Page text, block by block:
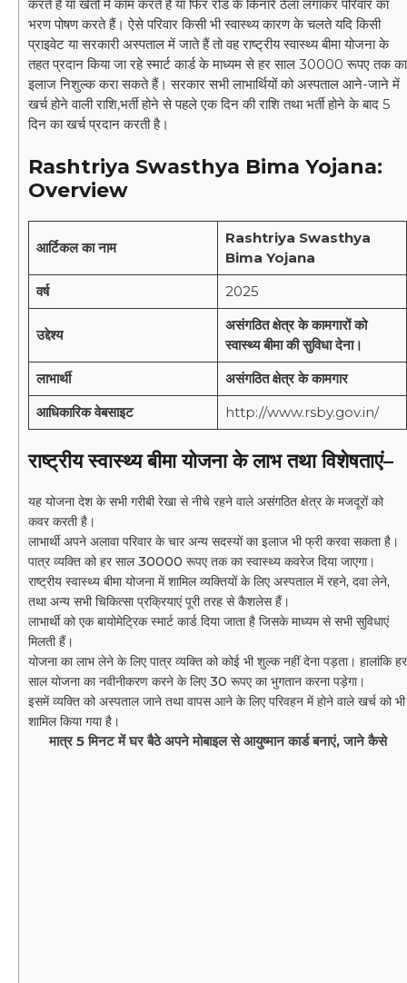
करते हैं या खेतों में काम करते हैं या फिर रोड के किनारे ठेला लगाकर परिवार का
भरण पोषण करते हैं। ऐसे परिवार किसी भी स्वास्थ्य कारण के चलते यदि किसी
प्राइवेट या सरकारी अस्पताल में जाते हैं तो वह राष्ट्रीय स्वास्थ्य बीमा योजना के
तहत प्रदान किया जा रहे स्मार्ट कार्ड के माध्यम से हर साल 30000 रूपए तक का
इलाज निशुल्क करा सकते हैं। सरकार सभी लाभार्थियों को अस्पताल आने-जाने में
खर्च होने वाली राशि,भर्ती होने से पहले एक दिन की राशि तथा भर्ती होने के बाद 5
दिन का खर्च प्रदान करती है।
Rashtriya Swasthya Bima Yojana:
Overview
आर्टिकल का नाम
Rashtriya Swasthya
Bima Yojana
वर्ष
2025
उद्देश्य
असंगठित क्षेत्र के कामगारों को
स्वास्थ्य बीमा की सुविधा देना।
लाभार्थी
असंगठित क्षेत्र के कामगार
आधिकारिक वेबसाइट
http://www.rsby.gov.in/
राष्ट्रीय स्वास्थ्य बीमा योजना के लाभ तथा विशेषताएं–
यह योजना देश के सभी गरीबी रेखा से नीचे रहने वाले असंगठित क्षेत्र के मजदूरों को
कवर करती है।
लाभार्थी अपने अलावा परिवार के चार अन्य सदस्यों का इलाज भी फ्री करवा सकता है।
पात्र व्यक्ति को हर साल 30000 रूपए तक का स्वास्थ्य कवरेज दिया जाएगा।
राष्ट्रीय स्वास्थ्य बीमा योजना में शामिल व्यक्तियों के लिए अस्पताल में रहने, दवा लेने,
तथा अन्य सभी चिकित्सा प्रक्रियाएं पूरी तरह से कैशलेस हैं।
लाभार्थी को एक बायोमेट्रिक स्मार्ट कार्ड दिया जाता है जिसके माध्यम से सभी सुविधाएं
मिलती हैं।
योजना का लाभ लेने के लिए पात्र व्यक्ति को कोई भी शुल्क नहीं देना पड़ता। हालांकि हर
साल योजना का नवीनीकरण करने के लिए 30 रूपए का भुगतान करना पड़ेगा।
इसमें व्यक्ति को अस्पताल जाने तथा वापस आने के लिए परिवहन में होने वाले खर्च को भी
शामिल किया गया है।
मात्र 5 मिनट में घर बैठे अपने मोबाइल से आयुष्मान कार्ड बनाएं, जाने कैसे